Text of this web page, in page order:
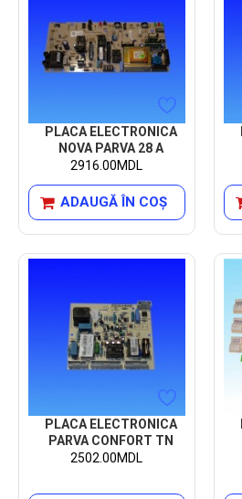
PLACA ELECTRONICA
NOVA PARVA 28 A
2916.00MDL
ADAUGĂ ÎN COŞ
PLACA ELECTRONICA
PARVA CONFORT TN
2502.00MDL